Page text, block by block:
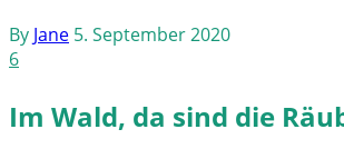
By Jane 5. September 2020
6
Im Wald, da sind die